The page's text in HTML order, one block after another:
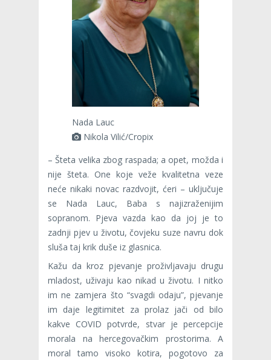
Nada Lauc
Nikola Vilić/Cropix
– Šteta velika zbog raspada; a opet, možda i
nije šteta. One koje veže kvalitetna veze
neće nikaki novac razdvojit, ćeri – uključuje
se Nada Lauc, Baba s najizraženijim
sopranom. Pjeva vazda kao da joj je to
zadnji pjev u životu, čovjeku suze navru dok
sluša taj krik duše iz glasnica.
Kažu da kroz pjevanje proživljavaju drugu
mladost, uživaju kao nikad u životu. I nitko
im ne zamjera što “svagdi odaju”, pjevanje
im daje legitimitet za prolaz jači od bilo
kakve COVID potvrde, stvar je percepcije
morala na hercegovačkim prostorima. A
moral tamo visoko kotira, pogotovo za